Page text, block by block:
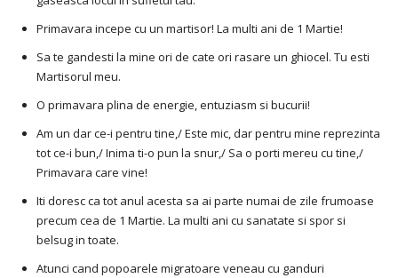
Primavara incepe cu un martisor! La multi ani de 1 Martie!
Sa te gandesti la mine ori de cate ori rasare un ghiocel. Tu esti
Martisorul meu.
O primavara plina de energie, entuziasm si bucurii!
Am un dar ce-i pentru tine,/ Este mic, dar pentru mine reprezinta
tot ce-i bun,/ Inima ti-o pun la snur,/ Sa o porti mereu cu tine,/
Primavara care vine!
Iti doresc ca tot anul acesta sa ai parte numai de zile frumoase
precum cea de 1 Martie. La multi ani cu sanatate si spor si
belsug in toate.
Atunci cand popoarele migratoare veneau cu ganduri